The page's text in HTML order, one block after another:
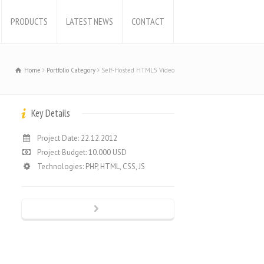
PRODUCTS LATEST NEWS CONTACT
Home Portfolio Category Self-Hosted HTML5 Video
Key Details
Project Date: 22.12.2012
Project Budget: 10.000 USD
Technologies: PHP, HTML, CSS, JS